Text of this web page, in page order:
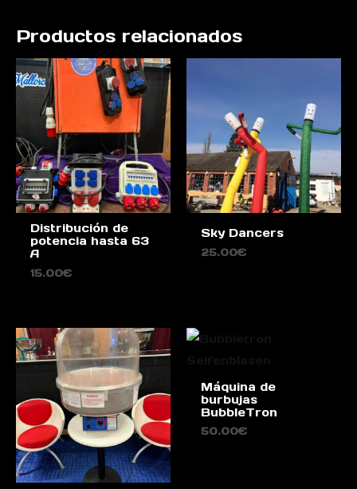
Productos relacionados
Distribución de
potencia hasta 63
A
15.00€
Sky Dancers
25.00€
Máquina de
burbujas
BubbleTron
50.00€